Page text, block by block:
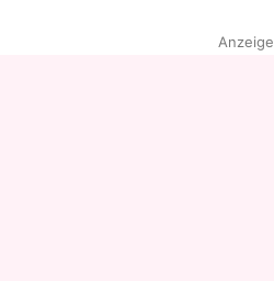
Anzeige